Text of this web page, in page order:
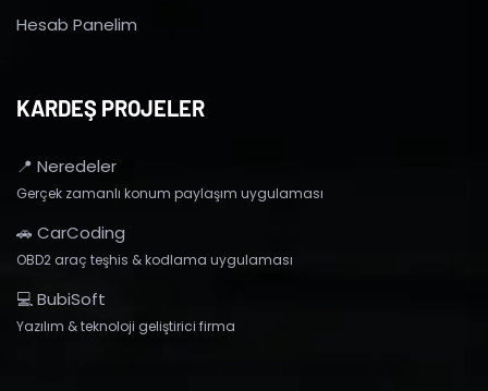
Hesab Panelim
KARDEŞ PROJELER
📍 Neredeler
Gerçek zamanlı konum paylaşım uygulaması
🚗 CarCoding
OBD2 araç teşhis & kodlama uygulaması
💻 BubiSoft
Yazılım & teknoloji geliştirici firma